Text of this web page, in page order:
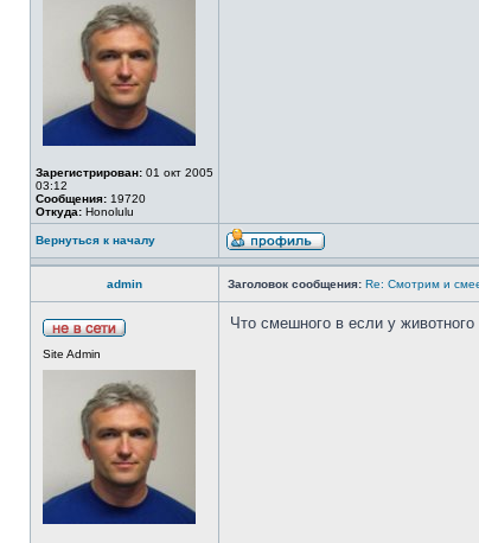
Зарегистрирован: 01 окт 2005
03:12
Сообщения: 19720
Откуда: Honolulu
Вернуться к началу
admin Заголовок сообщения: Re: Смотрим и
Site Admin
Что смешного в если у